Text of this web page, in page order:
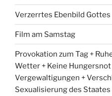
Verzerrtes Ebenbild Gottes
Film am Samstag
Provokation zum Tag +
Wetter + Keine Hungersnot
Vergewaltigungen +
Sexualisierung des